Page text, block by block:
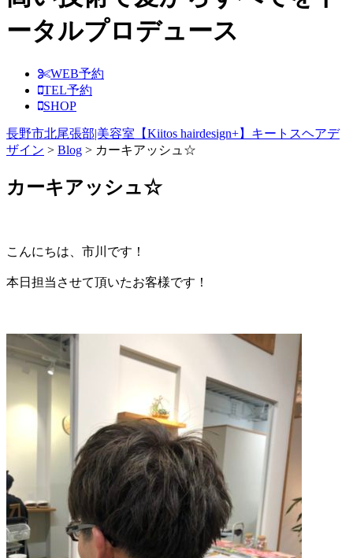
ータルプロデュース
WEB予約
TEL予約
SHOP
長野市北尾張部|美容室【Kiitos hairdesign+】キートスヘアデ
ザイン > Blog > カーキアッシュ☆
カーキアッシュ☆
こんにちは、市川です！
本日担当させて頂いたお客様です！